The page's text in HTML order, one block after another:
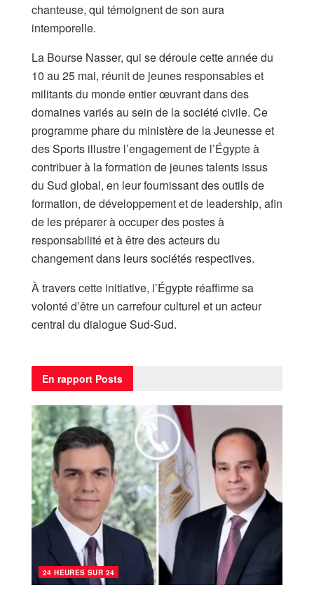
chanteuse, qui témoignent de son aura
intemporelle.
La Bourse Nasser, qui se déroule cette année du
10 au 25 mai, réunit de jeunes responsables et
militants du monde entier œuvrant dans des
domaines variés au sein de la société civile. Ce
programme phare du ministère de la Jeunesse et
des Sports illustre l’engagement de l’Égypte à
contribuer à la formation de jeunes talents issus
du Sud global, en leur fournissant des outils de
formation, de développement et de leadership, afin
de les préparer à occuper des postes à
responsabilité et à être des acteurs du
changement dans leurs sociétés respectives.
À travers cette initiative, l’Égypte réaffirme sa
volonté d’être un carrefour culturel et un acteur
central du dialogue Sud-Sud.
En rapport Posts
24 HEURES SUR 24